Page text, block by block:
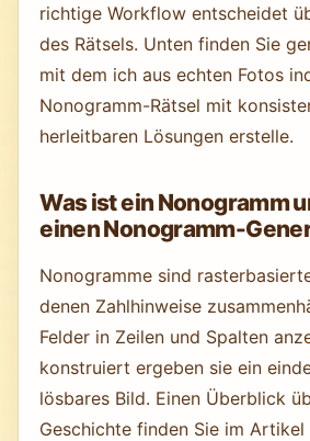
richtige Workflow entscheidet
des Rätsels. Unten finden Sie
mit dem ich aus echten Fotos
Nonogramm-Rätsel mit
herleitbaren Lösungen erstelle.
Was ist ein Nonogramm
einen Nonogramm-
Nonogramme sind
denen Zahlhinweise
Felder in Zeilen und Spalten
konstruiert ergeben sie ein
lösbares Bild. Einen Überblick
Geschichte finden Sie im Artikel